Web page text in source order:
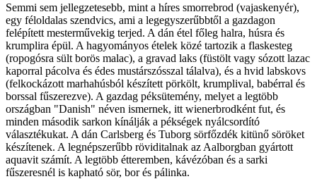
Semmi sem jellegzetesebb, mint a híres smorrebrod (vajaskenyér),
egy féloldalas szendvics, ami a legegyszerűbbtől a gazdagon
felépített mesterművekig terjed. A dán étel főleg halra, húsra és
krumplira épül. A hagyományos ételek közé tartozik a flaskesteg
(ropogósra sült borös malac), a gravad laks (füstölt vagy sózott lazac
kaporral pácolva és édes mustárszósszal tálalva), és a hvid labskovs
(felkockázott marhahúsból készített pörkölt, krumplival, babérral és
borssal fűszerezve). A gazdag péksütemény, melyet a legtöbb
országban "Danish" néven ismernek, itt wienerbrodként fut, és
minden második sarkon kínálják a pékségek nyálcsordító
választékukat. A dán Carlsberg és Tuborg sörfőzdék kitünő söröket
készítenek. A legnépszerűbb röviditalnak az Aalborgban gyártott
aquavit számít. A legtöbb étteremben, kávézóban és a sarki
fűszeresnél is kapható sör, bor és pálinka.